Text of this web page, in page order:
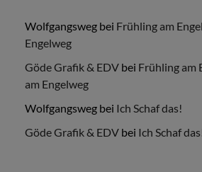
Wolfgangsweg bei Frühling am
Engelweg
Göde Grafik & EDV bei Frühling am
am Engelweg
Wolfgangsweg bei Ich Schaf das!
Göde Grafik & EDV bei Ich Schaf